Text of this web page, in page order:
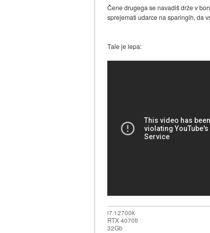
Čene drugega se navadiš drže v
sprejemati udarce na sparingih, da
Tale je lepa:
i7 12700k
RTX 4070ti
32Gb